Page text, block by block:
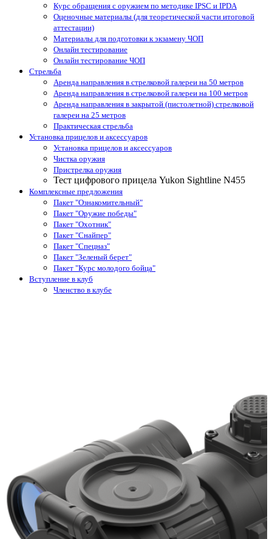
Курс обращения с оружием по методике IPSC и IPDA
Оценочные материалы (для теоретической части итоговой
аттестации)
Материалы для подготовки к экзамену ЧОП
Онлайн тестирование
Онлайн тестирование ЧОП
Стрельба
Аренда направления в стрелковой галереи на 50 метров
Аренда направления в стрелковой галереи на 100 метров
Аренда направления в закрытой (пистолетной) стрелковой
галереи на 25 метров
Практическая стрельба
Установка прицелов и аксессуаров
Установка прицелов и аксессуаров
Чистка оружия
Пристрелка оружия
Тест цифрового прицела Yukon Sightline N455
Комплексные предложения
Пакет "Ознакомительный"
Пакет "Оружие победы"
Пакет "Охотник"
Пакет "Снайпер"
Пакет "Спецназ"
Пакет "Зеленый берет"
Пакет "Курс молодого бойца"
Вступление в клуб
Членство в клубе